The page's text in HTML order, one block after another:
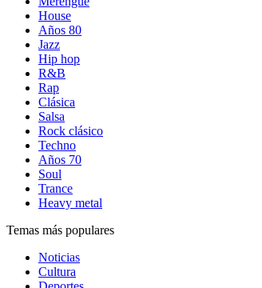
House
Años 80
Jazz
Hip hop
R&B
Rap
Clásica
Salsa
Rock clásico
Techno
Años 70
Soul
Trance
Heavy metal
Temas más populares
Noticias
Cultura